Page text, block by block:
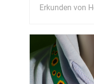
Erkunden von